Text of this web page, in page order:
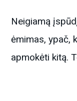
Neigiamą
ėmimas, ypač,
apmokėti kitą.